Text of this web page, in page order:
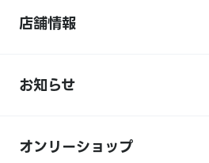
店舗情報
お知らせ
オンリーショップ